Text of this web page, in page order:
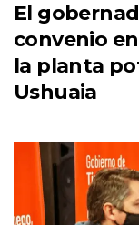
El
convenio
la planta
Ushuaia